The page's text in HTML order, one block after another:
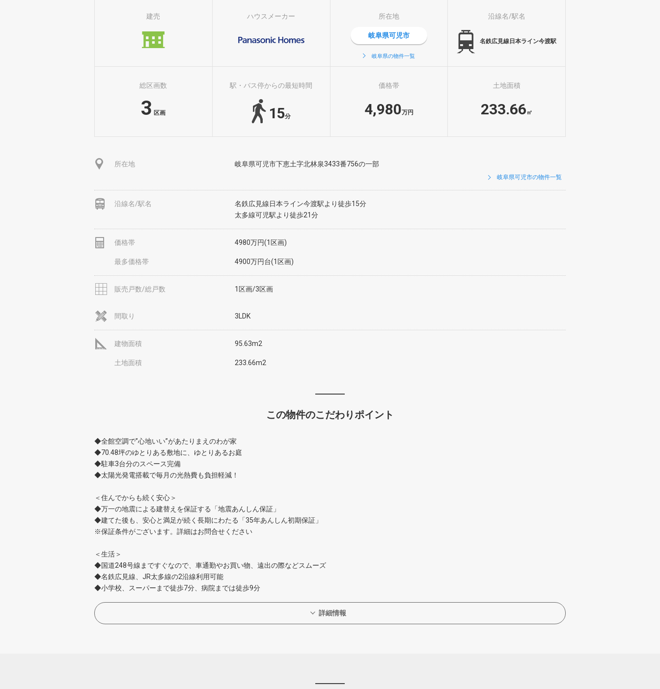
建売 ハウスメーカー 所在地
岐阜県可児市
岐阜県の物件一覧
沿線名/駅名
名鉄広見線日本ライン今渡駅
総区画数
3 区画
駅・バス停からの最短時間
15分
価格帯
4,980万円
土地面積
233.66 ㎡
所在地 岐阜県可児市下恵土字北林泉3433番756の一部
岐阜県可児市の物件一覧
沿線名/駅名
名鉄広見線日本ライン今渡駅より徒歩15分
太多線可児駅より徒歩21分
価格帯 4980万円(1区画)
最多価格帯 4900万円台(1区画)
販売戸数/総戸数 1区画/3区画
間取り 3LDK
建物面積 95.63m2
土地面積 233.66m2
この物件のこだわりポイント
◆全館空調で”心地いい”があたりまえのわが家
◆70.48坪のゆとりある敷地に、ゆとりあるお庭
◆駐車3台分のスペース完備
◆太陽光発電搭載で毎月の光熱費も負担軽減！
＜住んでからも続く安心＞
◆万一の地震による建替えを保証する「地震あんしん保証」
◆建てた後も、安心と満足が続く長期にわたる「35年あんしん初期保証」
※保証条件がございます。詳細はお問合せください
＜生活＞
◆国道248号線まですぐなので、車通勤やお買い物、遠出の際などスムーズ
◆名鉄広見線、JR太多線の2沿線利用可能
◆小学校、スーパーまで徒歩7分、病院までは徒歩9分
詳細情報